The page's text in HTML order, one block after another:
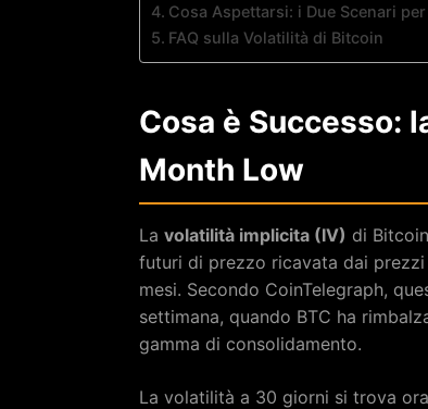
Cosa Aspettarsi: i Due Scenari
FAQ sulla Volatilità di Bitcoin
Cosa è Successo:
Month Low
La volatilità implicita (IV) di
futuri di prezzo ricavata dai
mesi. Secondo CoinTelegraph,
settimana, quando BTC ha
gamma di consolidamento.
La volatilità a 30 giorni si trova